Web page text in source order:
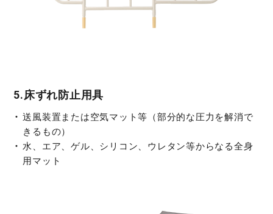
5.床ずれ防止用具
送風装置または空気マット等（部分的な圧力を解消で
きるもの）
水、エア、ゲル、シリコン、ウレタン等からなる全身
用マット